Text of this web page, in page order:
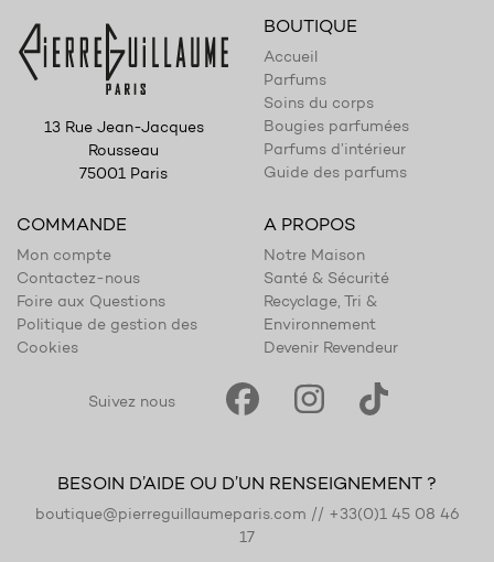
13 Rue Jean-Jacques
Rousseau
75001 Paris
BOUTIQUE
Accueil
Parfums
Soins du corps
Bougies parfumées
Parfums d’intérieur
Guide des parfums
COMMANDE
Mon compte
Contactez-nous
Foire aux Questions
Politique de gestion des
Cookies
A PROPOS
Notre Maison
Santé & Sécurité
Recyclage, Tri &
Environnement
Devenir Revendeur
Suivez nous
BESOIN D’AIDE OU D’UN RENSEIGNEMENT ?
boutique@pierreguillaumeparis.com // +33(0)1 45 08 46
17